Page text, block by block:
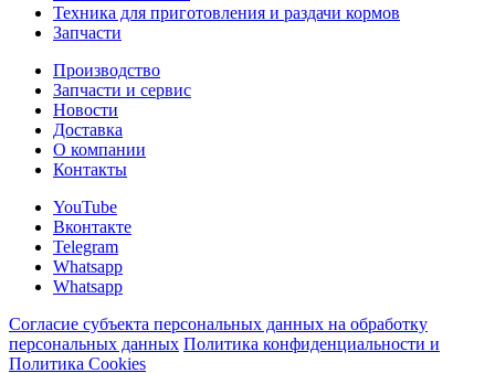
Техника для приготовления и раздачи кормов
Запчасти
Производство
Запчасти и сервис
Новости
Доставка
О компании
Контакты
YouTube
Вконтакте
Telegram
Whatsapp
Whatsapp
Согласие субъекта персональных данных на обработку
персональных данных Политика конфиденциальности и
Политика Cookies